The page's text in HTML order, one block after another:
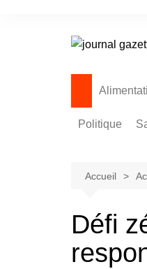
Politique
Accueil
Défi